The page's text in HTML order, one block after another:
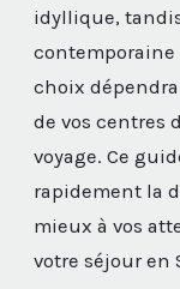
idyllique,
contemporaine
choix
de vos centres
voyage. Ce
rapidement la
mieux à vos
votre séjour en